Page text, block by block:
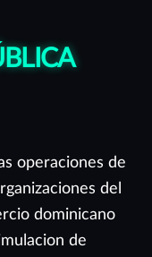
operaciones de
del
dominicano
de